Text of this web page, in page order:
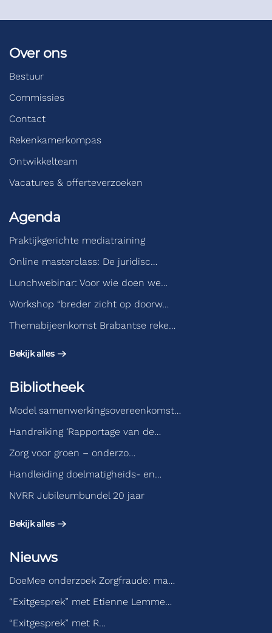
Over ons
Bestuur
Commissies
Contact
Rekenkamerkompas
Ontwikkelteam
Vacatures & offerteverzoeken
Agenda
Praktijkgerichte mediatraining
Online masterclass: De juridisc…
Lunchwebinar: Voor wie doen we…
Workshop “breder zicht op doorw…
Themabijeenkomst Brabantse reke…
Bekijk alles
Bibliotheek
Model samenwerkingsovereenkomst…
Handreiking ‘Rapportage van de…
Zorg voor groen – onderzo…
Handleiding doelmatigheids- en…
NVRR Jubileumbundel 20 jaar
Bekijk alles
Nieuws
DoeMee onderzoek Zorgfraude: ma…
“Exitgesprek” met Etienne Lemme…
“Exitgesprek” met R…